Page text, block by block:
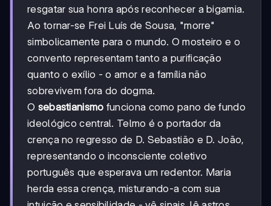
resgatar sua honra após reconhecer a bigamia.
Ao tornar-se Frei Luís de Sousa, "morre"
simbolicamente para o mundo. O mosteiro e o
convento representam tanto a purificação
quanto o exílio - o amor e a família não
sobrevivem fora do dogma.
O sebastianismo funciona como pano de fundo
ideológico central. Telmo é o portador da
crença no regresso de D. Sebastião e D. João,
representando o inconsciente coletivo
português que esperava um redentor. Maria
herda essa crença, misturando-a com sua